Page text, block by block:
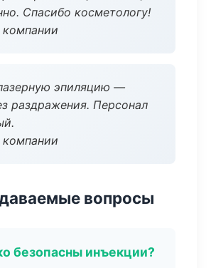
Спасибо косметологу!
эпиляцию —
раздражения. Персонал
вопросы
безопасны инъекции?